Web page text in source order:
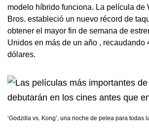
modelo híbrido funciona. La película de
Bros. estableció un nuevo récord de
obtener el mayor fin de semana de
Unidos en más de un año , recaudando
dólares.
‘Godzilla vs. Kong’, una noche de pelea para todas